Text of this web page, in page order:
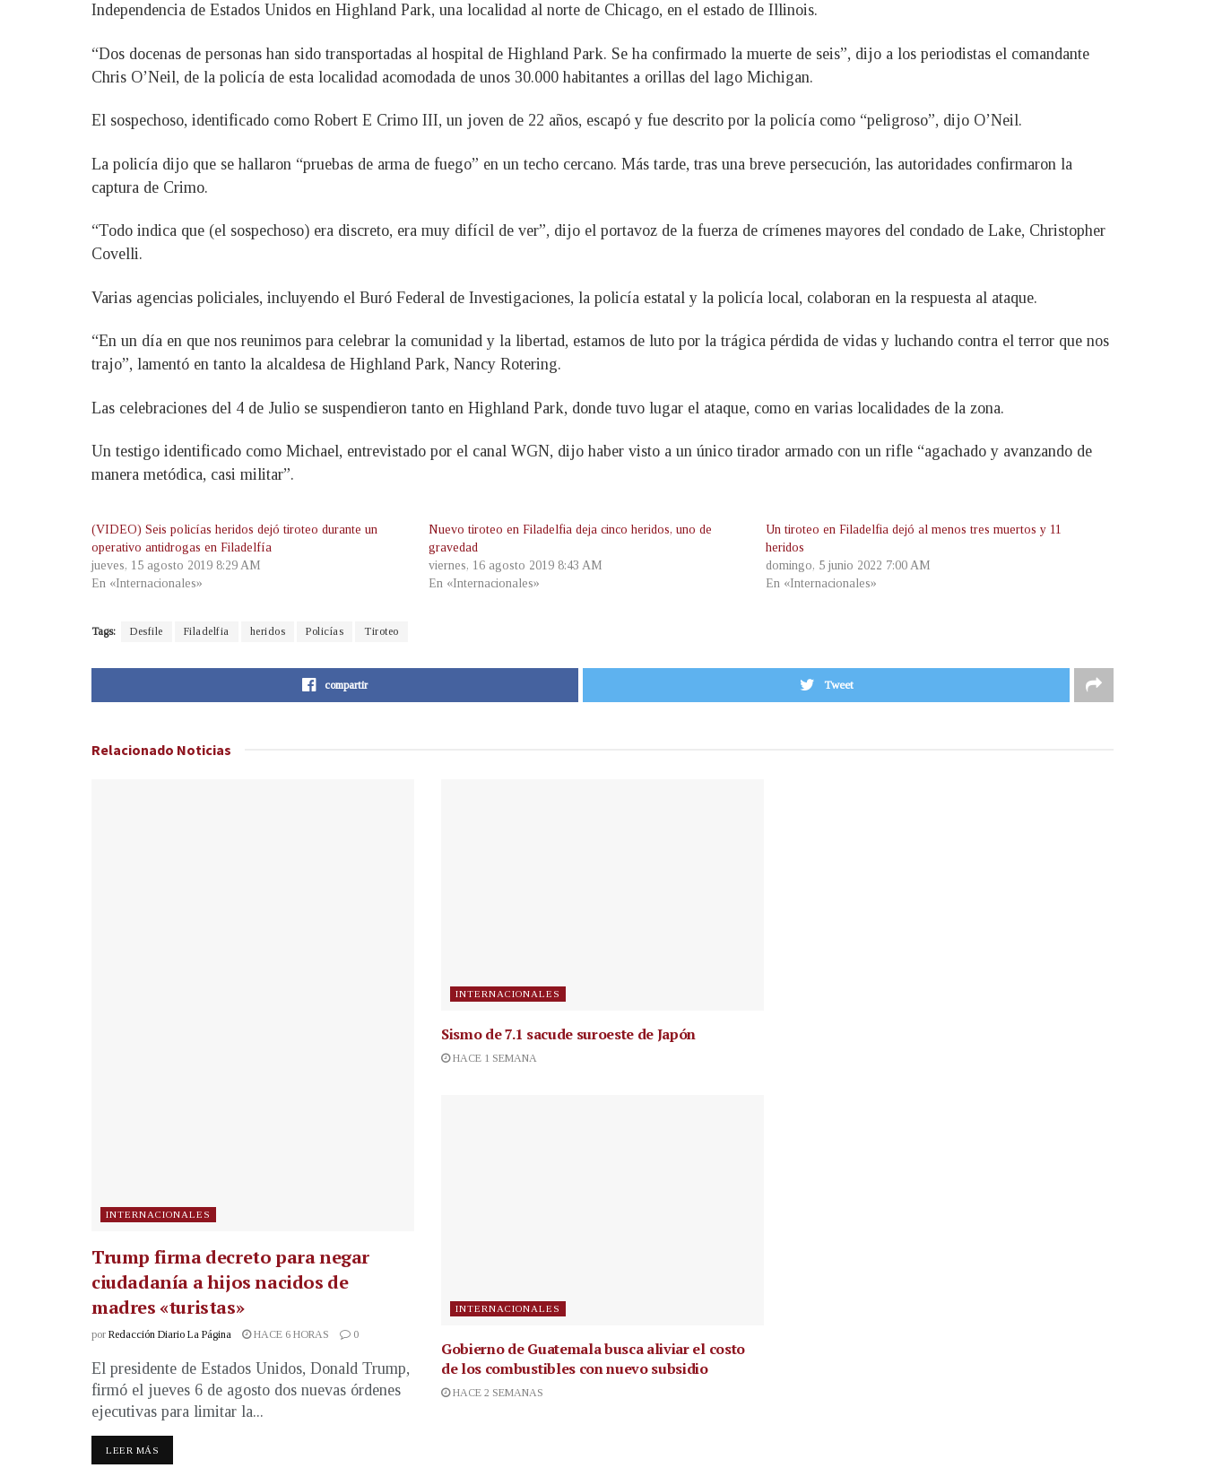
Independencia de Estados Unidos en Highland Park, una localidad al norte de Chicago, en el estado de Illinois.
“Dos docenas de personas han sido transportadas al hospital de Highland Park. Se ha confirmado la muerte de seis”, dijo a los periodistas el comandante
Chris O’Neil, de la policía de esta localidad acomodada de unos 30.000 habitantes a orillas del lago Michigan.
El sospechoso, identificado como Robert E Crimo III, un joven de 22 años, escapó y fue descrito por la policía como “peligroso”, dijo O’Neil.
La policía dijo que se hallaron “pruebas de arma de fuego” en un techo cercano. Más tarde, tras una breve persecución, las autoridades confirmaron la
captura de Crimo.
“Todo indica que (el sospechoso) era discreto, era muy difícil de ver”, dijo el portavoz de la fuerza de crímenes mayores del condado de Lake, Christopher
Covelli.
Varias agencias policiales, incluyendo el Buró Federal de Investigaciones, la policía estatal y la policía local, colaboran en la respuesta al ataque.
“En un día en que nos reunimos para celebrar la comunidad y la libertad, estamos de luto por la trágica pérdida de vidas y luchando contra el terror que nos
trajo”, lamentó en tanto la alcaldesa de Highland Park, Nancy Rotering.
Las celebraciones del 4 de Julio se suspendieron tanto en Highland Park, donde tuvo lugar el ataque, como en varias localidades de la zona.
Un testigo identificado como Michael, entrevistado por el canal WGN, dijo haber visto a un único tirador armado con un rifle “agachado y avanzando de
manera metódica, casi militar”.
(VIDEO) Seis policías heridos dejó tiroteo durante un
operativo antidrogas en Filadelfía
jueves, 15 agosto 2019 8:29 AM
En «Internacionales»
Nuevo tiroteo en Filadelfia deja cinco heridos, uno de
gravedad
viernes, 16 agosto 2019 8:43 AM
En «Internacionales»
Un tiroteo en Filadelfia dejó al menos tres muertos y 11
heridos
domingo, 5 junio 2022 7:00 AM
En «Internacionales»
Tags: Desfile Filadelfia heridos Policías Tiroteo
compartir Tweet
Relacionado Noticias
INTERNACIONALES
Trump firma decreto para negar
ciudadanía a hijos nacidos de
madres «turistas»
por Redacción Diario La Página HACE 6 HORAS 0
El presidente de Estados Unidos, Donald Trump,
firmó el jueves 6 de agosto dos nuevas órdenes
ejecutivas para limitar la...
LEER MÁS
INTERNACIONALES
Sismo de 7.1 sacude suroeste de Japón
HACE 1 SEMANA
INTERNACIONALES
Gobierno de Guatemala busca aliviar el costo
de los combustibles con nuevo subsidio
HACE 2 SEMANAS